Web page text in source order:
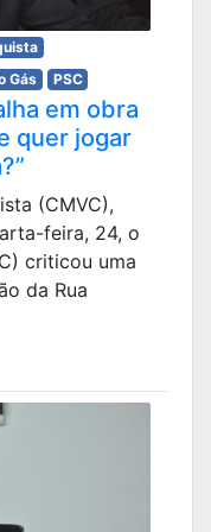
Gás PSC
em obra
quer jogar
(CMVC),
feira, 24, o
criticou uma
da Rua